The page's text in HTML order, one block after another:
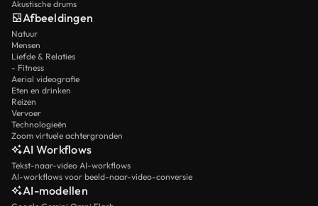
Akustische drums
Afbeeldingen
Natuur
Mensen
Liefde & Relaties
- Fitness
Aerial videografie
Eten en drinken
Reizen
Vervoer
Technologieën
Zoom virtuele achtergronden
AI Workflows
Tekst-naar-video AI-workflows
AI-workflows voor beeld-naar-video-conversie
AI-modellen